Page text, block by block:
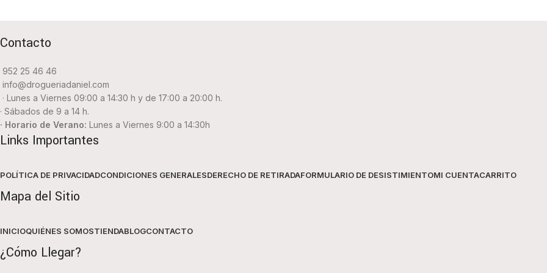
Contacto
952 25 46 46
info@drogueriadaniel.com
· Lunes a Viernes 09:00 a 14:30 h y de 17:00 a 20:00 h.
· Sábados de 9 a 14 h.
· Horario de Verano: Lunes a Viernes 9:00 a 14:30h
Links Importantes
POLÍTICA DE PRIVACIDADCONDICIONES GENERALESDERECHO DE RETIRADAFORMULARIO DE DESISTIMIENTOMI CUENTACARRITO
Mapa del Sitio
INICIOQUIÉNES SOMOSTIENDABLOGCONTACTO
¿Cómo Llegar?